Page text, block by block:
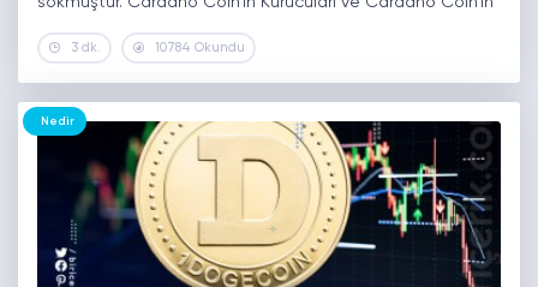
nedir gibi soruları soruyorsanız yazımızı okumaya…
3 dk. 10784 Okundu
Nedir